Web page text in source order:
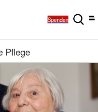
Spenden
Pflege